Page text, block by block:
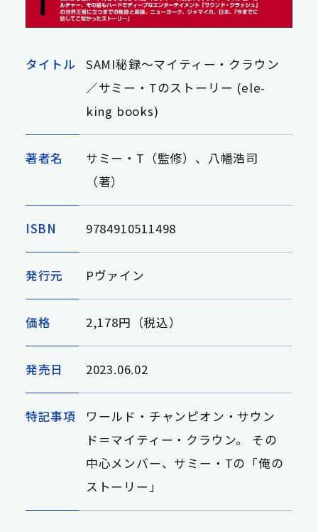
タイトル
SAMI秘録〜マイティー・クラウン
／サミー・Tのストーリー (ele-
king books)
著者名
サミー・T（監修）、八幡浩司
（著）
ISBN 9784910511498
発行元 Pヴァイン
価格 2,178円（税込）
発売日 2023.06.02
特記事項
ワールド・チャンピオン・サウン
ド＝マイティー・クラウン。 その
中心メンバー、サミー・Tの「俺の
ストーリー」